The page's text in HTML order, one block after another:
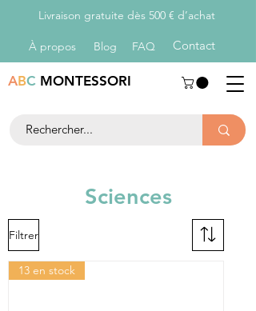
Livraison gratuite dès 500 € d’achat
À propos Blog FAQ Contact
ABC MONTESSORI
Sciences
Filtrer
13 en stock